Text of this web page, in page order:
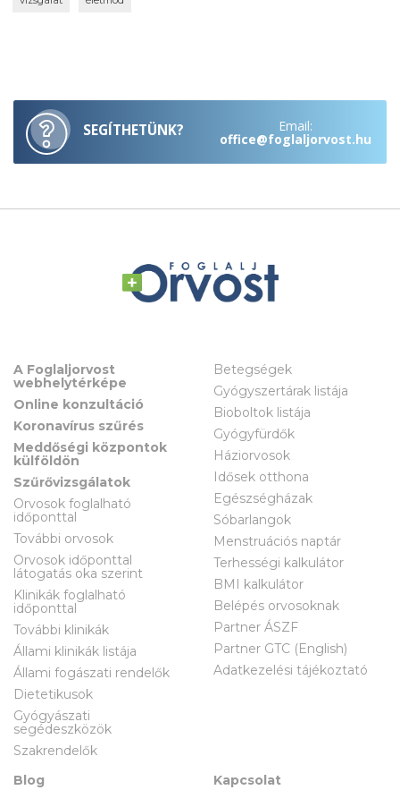
SEGÍTHETÜNK? Email:
office@foglaljorvost.hu
A Foglaljorvost
webhelytérképe
Online konzultáció
Koronavírus szűrés
Meddőségi központok
külföldön
Szűrővizsgálatok
Orvosok foglalható
időponttal
További orvosok
Orvosok időponttal
látogatás oka szerint
Klinikák foglalható
időponttal
További klinikák
Állami klinikák listája
Állami fogászati rendelők
Dietetikusok
Gyógyászati
segédeszközök
Szakrendelők
Betegségek
Gyógyszertárak listája
Bioboltok listája
Gyógyfürdők
Háziorvosok
Idősek otthona
Egészségházak
Sóbarlangok
Menstruációs naptár
Terhességi kalkulátor
BMI kalkulátor
Belépés orvosoknak
Partner ÁSZF
Partner GTC (English)
Adatkezelési tájékoztató
Blog
Kapcsolat